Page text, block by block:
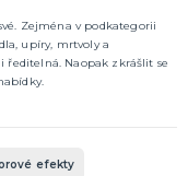
Zejména v podkategorii
upíry, mrtvoly a
ředitelná. Naopak zkrášlit se
efekty